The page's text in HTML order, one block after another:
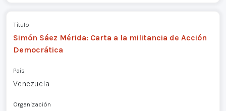
Título
Simón Sáez Mérida: Carta a la militancia de Acción
Democrática
País
Venezuela
Organización